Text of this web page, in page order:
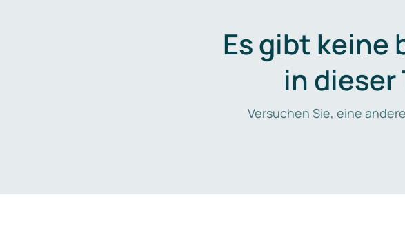
Es gibt keine
in
Versuchen Sie, eine